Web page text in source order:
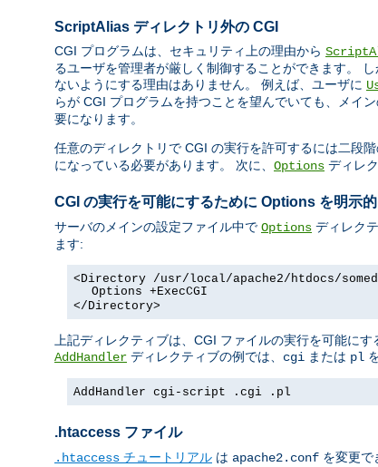
ScriptAlias ディレクトリ外の CGI
CGI プログラムは、セキュリティ上の理由から
るユーザを管理者が厳しく制御することができます。
ないようにする理由はありません。 例えば、ユーザに
らが CGI プログラムを持つことを望んでいても、メイ
要になります。
任意のディレクトリで CGI の実行を許可するには二段階
になっている必要があります。 次に、 Options ディレ
CGI の実行を可能にするために Options を明示
サーバのメインの設定ファイル中で Options ディレク
ます:
<Directory /usr/local/apache2/htdocs/
Options +ExecCGI
</Directory>
上記ディレクティブは、CGI ファイルの実行を可能に
AddHandler ディレクティブの例では、 cgi または pl
AddHandler cgi-script .cgi .pl
.htaccess ファイル
.htaccess チュートリアル は apache2.conf を変更で